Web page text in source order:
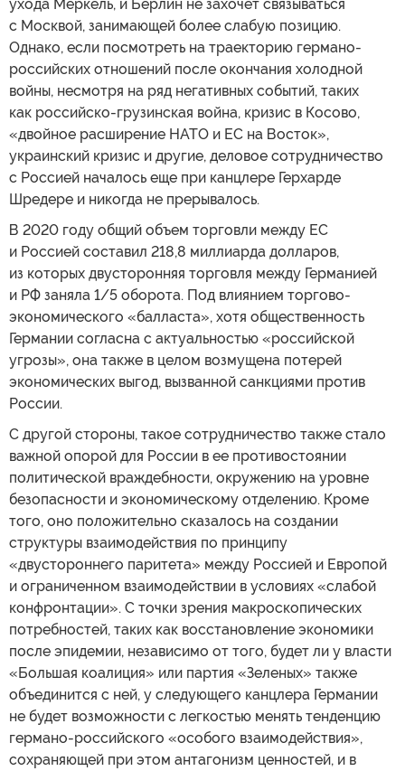
ухода Меркель, и Берлин не захочет связываться
с Москвой, занимающей более слабую позицию.
Однако, если посмотреть на траекторию германо-
российских отношений после окончания холодной
войны, несмотря на ряд негативных событий, таких
как российско-грузинская война, кризис в Косово,
«двойное расширение НАТО и ЕС на Восток»,
украинский кризис и другие, деловое сотрудничество
с Россией началось еще при канцлере Герхарде
Шредере и никогда не прерывалось.
В 2020 году общий объем торговли между ЕС
и Россией составил 218,8 миллиарда долларов,
из которых двусторонняя торговля между Германией
и РФ заняла 1/5 оборота. Под влиянием торгово-
экономического «балласта», хотя общественность
Германии согласна с актуальностью «российской
угрозы», она также в целом возмущена потерей
экономических выгод, вызванной санкциями против
России.
С другой стороны, такое сотрудничество также стало
важной опорой для России в ее противостоянии
политической враждебности, окружению на уровне
безопасности и экономическому отделению. Кроме
того, оно положительно сказалось на создании
структуры взаимодействия по принципу
«двустороннего паритета» между Россией и Европой
и ограниченном взаимодействии в условиях «слабой
конфронтации». С точки зрения макроскопических
потребностей, таких как восстановление экономики
после эпидемии, независимо от того, будет ли у власти
«Большая коалиция» или партия «Зеленых» также
объединится с ней, у следующего канцлера Германии
не будет возможности с легкостью менять тенденцию
германо-российского «особого взаимодействия»,
сохраняющей при этом антагонизм ценностей, и в